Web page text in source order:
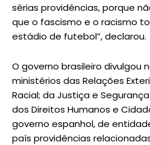
sérias providências, porque
que o fascismo e o racismo
estádio de futebol”, declarou.
O governo brasileiro divulgou
ministérios das Relações
Racial; da Justiça e
dos Direitos Humanos e
governo espanhol, de
país providências